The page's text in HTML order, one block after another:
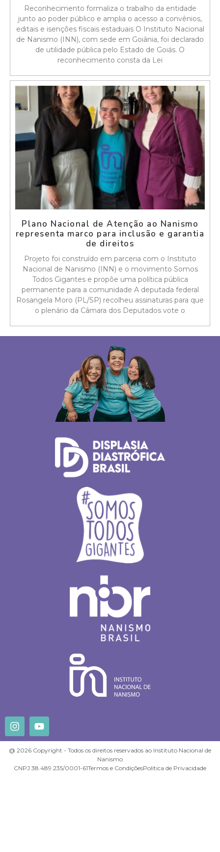
Reconhecimento formaliza o trabalho da entidade
junto ao poder público e amplia o acesso a convênios,
editais e isenções fiscais estaduais O Instituto Nacional
de Nanismo (INN), com sede em Goiânia, foi declarado
de utilidade pública pelo Estado de Goiás. O
reconhecimento consta da Lei
Plano Nacional de Atenção ao Nanismo
representa marco para inclusão e garantia
de direitos
Projeto foi construído em parceria com o Instituto
Nacional de Nanismo (INN) e o movimento Somos
Todos Gigantes e propõe uma política pública
permanente para a comunidade A deputada federal
Rosangela Moro (PL/SP) recolheu assinaturas para que
o plenário da Câmara dos Deputados vote o
@ 2026 Copyright - Todos os direitos reservados ao Instituto Nacional de
Nanismo
CNPJ 38.489.235/0001-61Termos e CondiçõesPolítica de Privacidade